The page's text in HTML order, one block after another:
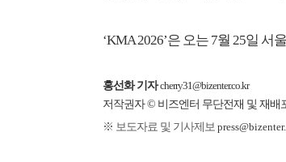
‘KMA 2026’은 오는 7월 25일
홍선화 기자 cherry31@bizenter.co.kr
저작권자 © 비즈엔터 무단전재 및 재배
※ 보도자료 및 기사제보